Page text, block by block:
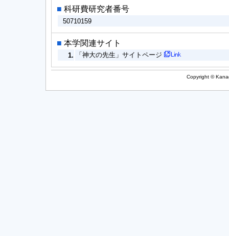
■ 科研費研究者番号
50710159
■ 本学関連サイト
1. 「神大の先生」サイトページ
Copyright ©